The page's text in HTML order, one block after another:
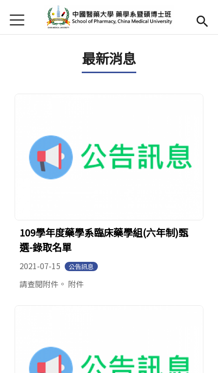
首頁
首頁
Open submenu (教學資源)
教學資源
Open submenu (實習專區)
實習專區
Jump to Main content
最新消息
109學年度藥學系臨床藥學組(六年制)甄
選-錄取名單
2021-07-15 公告訊息
請查閱附件。 附件